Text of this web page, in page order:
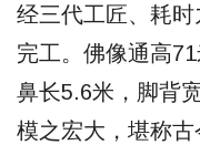
经三代工匠、耗
完工。佛像通高
鼻长5.6米，脚背
模之宏大，堪称古